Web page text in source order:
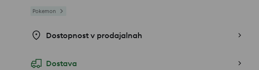
Pokemon
Dostopnost v prodajalnah
Dostava